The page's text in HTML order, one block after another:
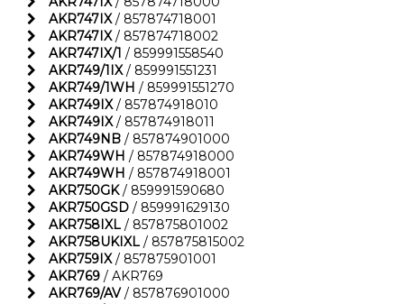
AKR747IX/ 857874718001
AKR747IX/ 857874718002
AKR747IX/1 / 859991558540
AKR749/1IX/ 859991551231
AKR749/1WH / 859991551270
AKR749IX/ 857874918010
AKR749IX/ 857874918011
AKR749NB / 857874901000
AKR749WH / 857874918000
AKR749WH / 857874918001
AKR750GK/ 859991590680
AKR750GSD / 859991629130
AKR758IXL / 857875801002
AKR758UKIXL / 857875815002
AKR759IX/ 857875901001
AKR769 / AKR769
AKR769/AV/ 857876901000